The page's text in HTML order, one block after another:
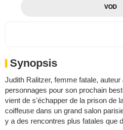
VOD
Synopsis
Judith Ralitzer, femme fatale,
personnages pour son prochain
vient de s'échapper de la prison de
coiffeuse dans un grand salon
y a des rencontres plus fatales que